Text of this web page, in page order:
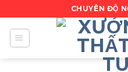
content
CHUYÊN ĐỘ